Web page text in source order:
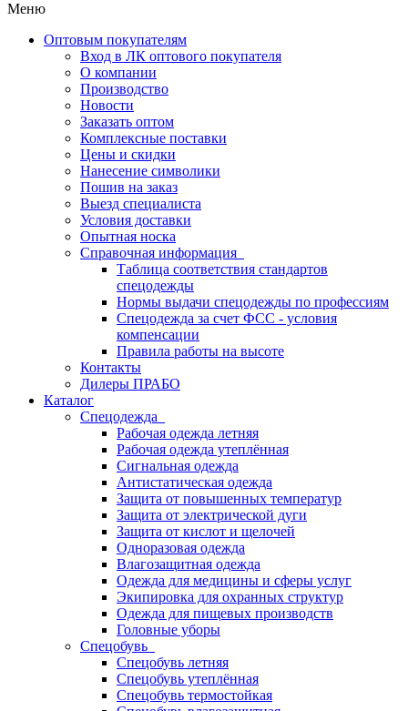
Меню
Оптовым покупателям
Вход в ЛК оптового покупателя
О компании
Производство
Новости
Заказать оптом
Комплексные поставки
Цены и скидки
Нанесение символики
Пошив на заказ
Выезд специалиста
Условия доставки
Опытная носка
Справочная информация
Таблица соответствия стандартов
спецодежды
Нормы выдачи спецодежды по профессиям
Спецодежда за счет ФСС - условия
компенсации
Правила работы на высоте
Контакты
Дилеры ПРАБО
Каталог
Спецодежда
Рабочая одежда летняя
Рабочая одежда утеплённая
Сигнальная одежда
Антистатическая одежда
Защита от повышенных температур
Защита от электрической дуги
Защита от кислот и щелочей
Одноразовая одежда
Влагозащитная одежда
Одежда для медицины и сферы услуг
Экипировка для охранных структур
Одежда для пищевых производств
Головные уборы
Спецобувь
Спецобувь летняя
Спецобувь утеплённая
Спецобувь термостойкая